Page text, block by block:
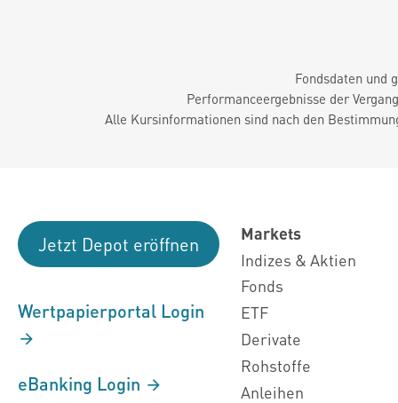
Fondsdaten und
Performanceergebnisse der
Alle Kursinformationen sind nach den
Jetzt Depot eröffnen
Wertpapierportal Login
eBanking Login
Markets
Indizes & Aktien
Fonds
ETF
Derivate
Rohstoffe
Anleihen